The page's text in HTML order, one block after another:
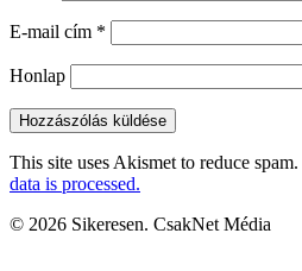
E-mail cím *
Honlap
This site uses Akismet to reduce spam.
data is processed.
© 2026 Sikeresen. CsakNet Média